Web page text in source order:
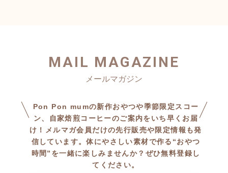
MAIL MAGAZINE
Pon Pon mumの新作おやつや季節限定スコー
ン、自家焙煎コーヒーのご案内をいち早くお届
け！メルマガ会員だけの先行販売や限定情報も発
信しています。体にやさしい素材で作る“おやつ
時間”を一緒に楽しみませんか？ぜひ無料登録し
てください。